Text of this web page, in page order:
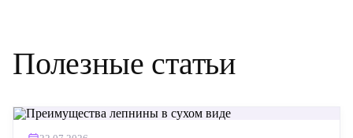
Полезные статьи